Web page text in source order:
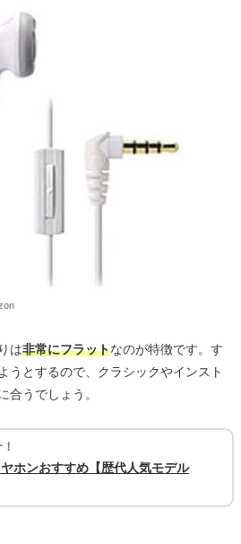
は非常にフラットなのが特徴です。す
うとするので、クラシックやインスト
合うでしょう。
ホンおすすめ【歴代人気モデル